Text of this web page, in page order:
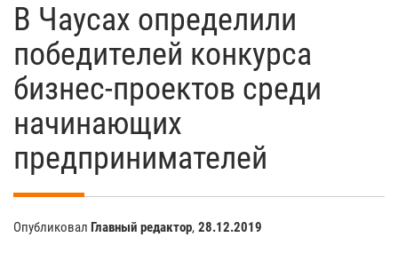
В Чаусах определили
победителей конкурса
бизнес-проектов среди
начинающих
предпринимателей
Опубликовал Главный редактор, 28.12.2019